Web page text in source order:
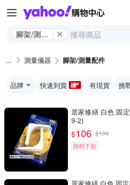
腳架/測量
測量儀器 腳架/測量配件
品牌 快速到貨 有現貨 挑
居家修繕 白色 固
9-2)
$106 $109
限時下殺